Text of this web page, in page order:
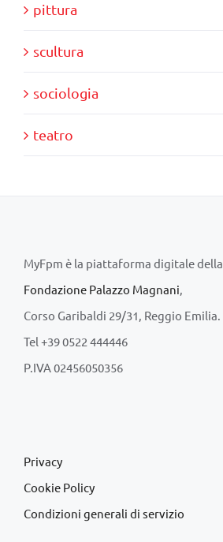
pittura
scultura
sociologia
teatro
MyFpm è la piattaforma digitale della
Fondazione Palazzo Magnani,
Corso Garibaldi 29/31, Reggio Emilia.
Tel +39 0522 444446
P.IVA 02456050356
Privacy
Cookie Policy
Condizioni generali di servizio